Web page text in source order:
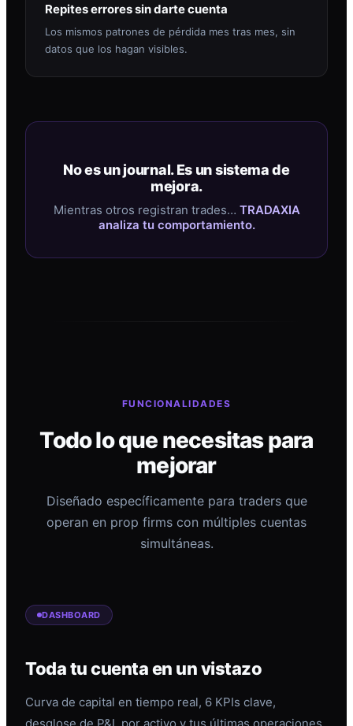
Repites errores sin darte cuenta
Los mismos patrones de pérdida mes tras mes, sin
datos que los hagan visibles.
No es un journal. Es un sistema de
mejora.
Mientras otros registran trades… TRADAXIA
analiza tu comportamiento.
FUNCIONALIDADES
Todo lo que necesitas para
mejorar
Diseñado específicamente para traders que
operan en prop firms con múltiples cuentas
simultáneas.
DASHBOARD
Toda tu cuenta en un vistazo
Curva de capital en tiempo real, 6 KPIs clave,